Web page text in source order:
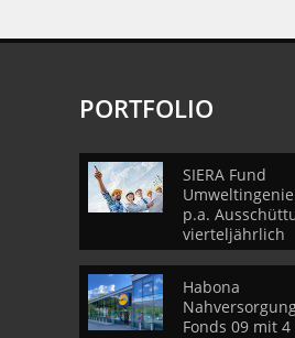
PORTFOLIO
SIERA Fund
p.a.
vierteljährlich
Habona
Fonds 09 mit 4